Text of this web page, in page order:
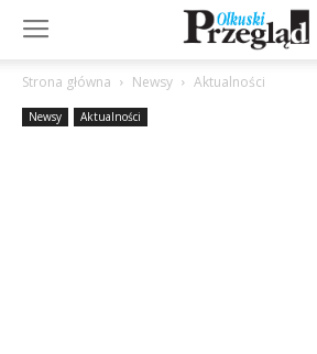
Strona główna Newsy Aktualności
Newsy Aktualności